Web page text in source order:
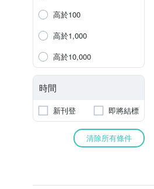
高於100
高於1,000
高於10,000
時間
新刊登 即將結標
清除所有條件